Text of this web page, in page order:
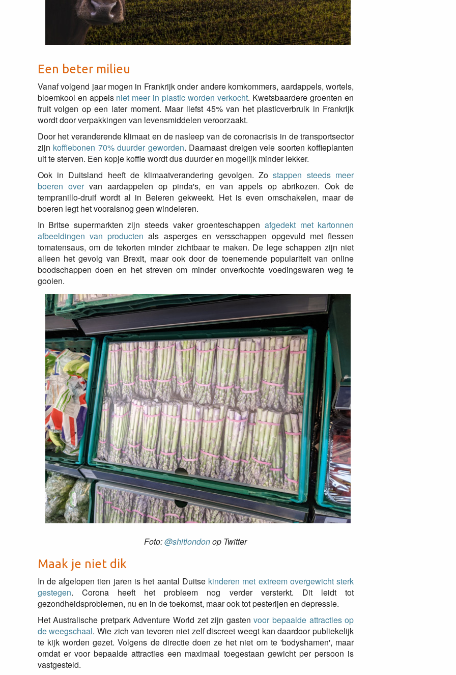
Een beter milieu
Vanaf volgend jaar mogen in Frankrijk onder andere komkommers, aardappels, wortels,
bloemkool en appels niet meer in plastic worden verkocht. Kwetsbaardere groenten en
fruit volgen op een later moment. Maar liefst 45% van het plasticverbruik in Frankrijk
wordt door verpakkingen van levensmiddelen veroorzaakt.
Door het veranderende klimaat en de nasleep van de coronacrisis in de transportsector
zijn koffiebonen 70% duurder geworden. Daarnaast dreigen vele soorten koffieplanten
uit te sterven. Een kopje koffie wordt dus duurder en mogelijk minder lekker.
Ook in Duitsland heeft de klimaatverandering gevolgen. Zostappen steeds meer
boeren overvan aardappelen op pinda's, en van appels op abrikozen. Ook de
tempranillo-druif wordt al in Beieren gekweekt. Het is even omschakelen, maar de
boeren legt het vooralsnog geen windeieren.
In Britse supermarkten zijn steeds vaker groenteschappen afgedekt met kartonnen
afbeeldingen van producten als asperges en versschappen opgevuld met flessen
tomatensaus, om de tekorten minder zichtbaar te maken. De lege schappen zijn niet
alleen het gevolg van Brexit, maar ook door de toenemende populariteit van online
boodschappen doen en het streven om minder onverkochte voedingswaren weg te
gooien.
Foto:@shitlondonop Twitter
Maak je niet dik
In de afgelopen tien jaren is het aantal Duitse kinderen met extreem overgewicht sterk
gestegen. Corona heeft het probleem nog verder versterkt. Dit leidt tot
gezondheidsproblemen, nu en in de toekomst, maar ook tot pesterijen en depressie.
Het Australische pretpark Adventure World zet zijn gastenvoor bepaalde attracties op
de weegschaal. Wie zich van tevoren niet zelf discreet weegt kan daardoor publiekelijk
te kijk worden gezet. Volgens de directie doen ze het niet om te 'bodyshamen', maar
omdat er voor bepaalde attracties een maximaal toegestaan gewicht per persoon is
vastgesteld.